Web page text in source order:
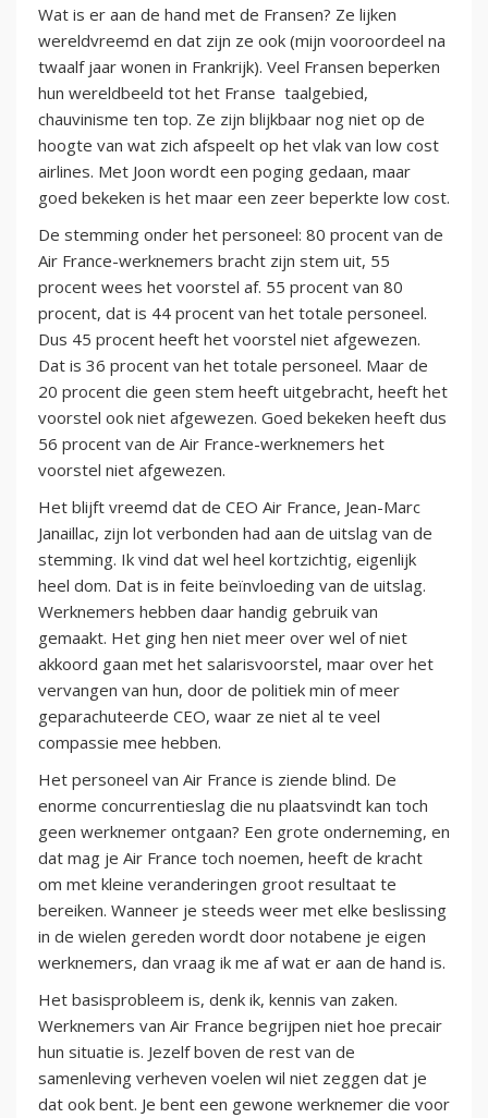
Wat is er aan de hand met de Fransen? Ze lijken
wereldvreemd en dat zijn ze ook (mijn vooroordeel na
twaalf jaar wonen in Frankrijk). Veel Fransen beperken
hun wereldbeeld tot het Franse taalgebied,
chauvinisme ten top. Ze zijn blijkbaar nog niet op de
hoogte van wat zich afspeelt op het vlak van low cost
airlines. Met Joon wordt een poging gedaan, maar
goed bekeken is het maar een zeer beperkte low cost.
De stemming onder het personeel: 80 procent van de
Air France-werknemers bracht zijn stem uit, 55
procent wees het voorstel af. 55 procent van 80
procent, dat is 44 procent van het totale personeel.
Dus 45 procent heeft het voorstel niet afgewezen.
Dat is 36 procent van het totale personeel. Maar de
20 procent die geen stem heeft uitgebracht, heeft het
voorstel ook niet afgewezen. Goed bekeken heeft dus
56 procent van de Air France-werknemers het
voorstel niet afgewezen.
Het blijft vreemd dat de CEO Air France, Jean-Marc
Janaillac, zijn lot verbonden had aan de uitslag van de
stemming. Ik vind dat wel heel kortzichtig, eigenlijk
heel dom. Dat is in feite beïnvloeding van de uitslag.
Werknemers hebben daar handig gebruik van
gemaakt. Het ging hen niet meer over wel of niet
akkoord gaan met het salarisvoorstel, maar over het
vervangen van hun, door de politiek min of meer
geparachuteerde CEO, waar ze niet al te veel
compassie mee hebben.
Het personeel van Air France is ziende blind. De
enorme concurrentieslag die nu plaatsvindt kan toch
geen werknemer ontgaan? Een grote onderneming, en
dat mag je Air France toch noemen, heeft de kracht
om met kleine veranderingen groot resultaat te
bereiken. Wanneer je steeds weer met elke beslissing
in de wielen gereden wordt door notabene je eigen
werknemers, dan vraag ik me af wat er aan de hand is.
Het basisprobleem is, denk ik, kennis van zaken.
Werknemers van Air France begrijpen niet hoe precair
hun situatie is. Jezelf boven de rest van de
samenleving verheven voelen wil niet zeggen dat je
dat ook bent. Je bent een gewone werknemer die voor